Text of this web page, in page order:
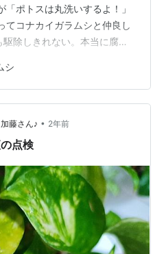
ポトスは丸洗いするよ！」
てコナカイガラムシと仲良し
除しきれない。本当に腐れ
、殺虫剤とか工夫しても気
で現れます。 窓を開けた時
時に衣類に付いて入ってき
します。 もうね、見つける
息子など「どこどこ？」っ
シ
藤さん♪ • 2年前
点検